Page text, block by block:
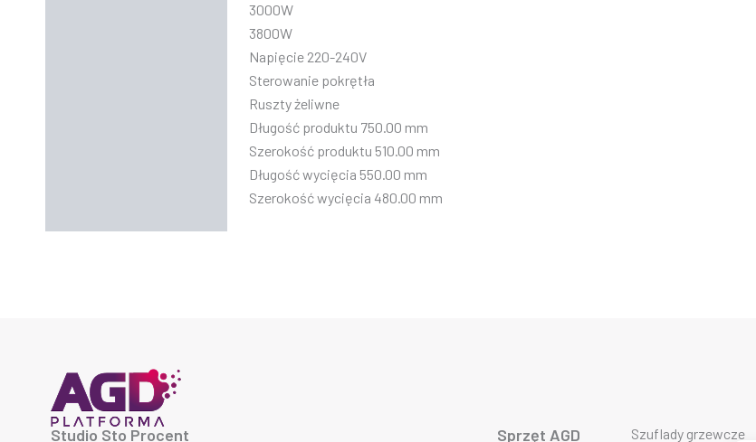
3000W
3800W
Napięcie 220-240V
Sterowanie pokrętła
Ruszty żeliwne
Długość produktu 750.00 mm
Szerokość produktu 510.00 mm
Długość wycięcia 550.00 mm
Szerokość wycięcia 480.00 mm
Studio Sto Procent Sprzęt AGD
Szuflady grzewcze